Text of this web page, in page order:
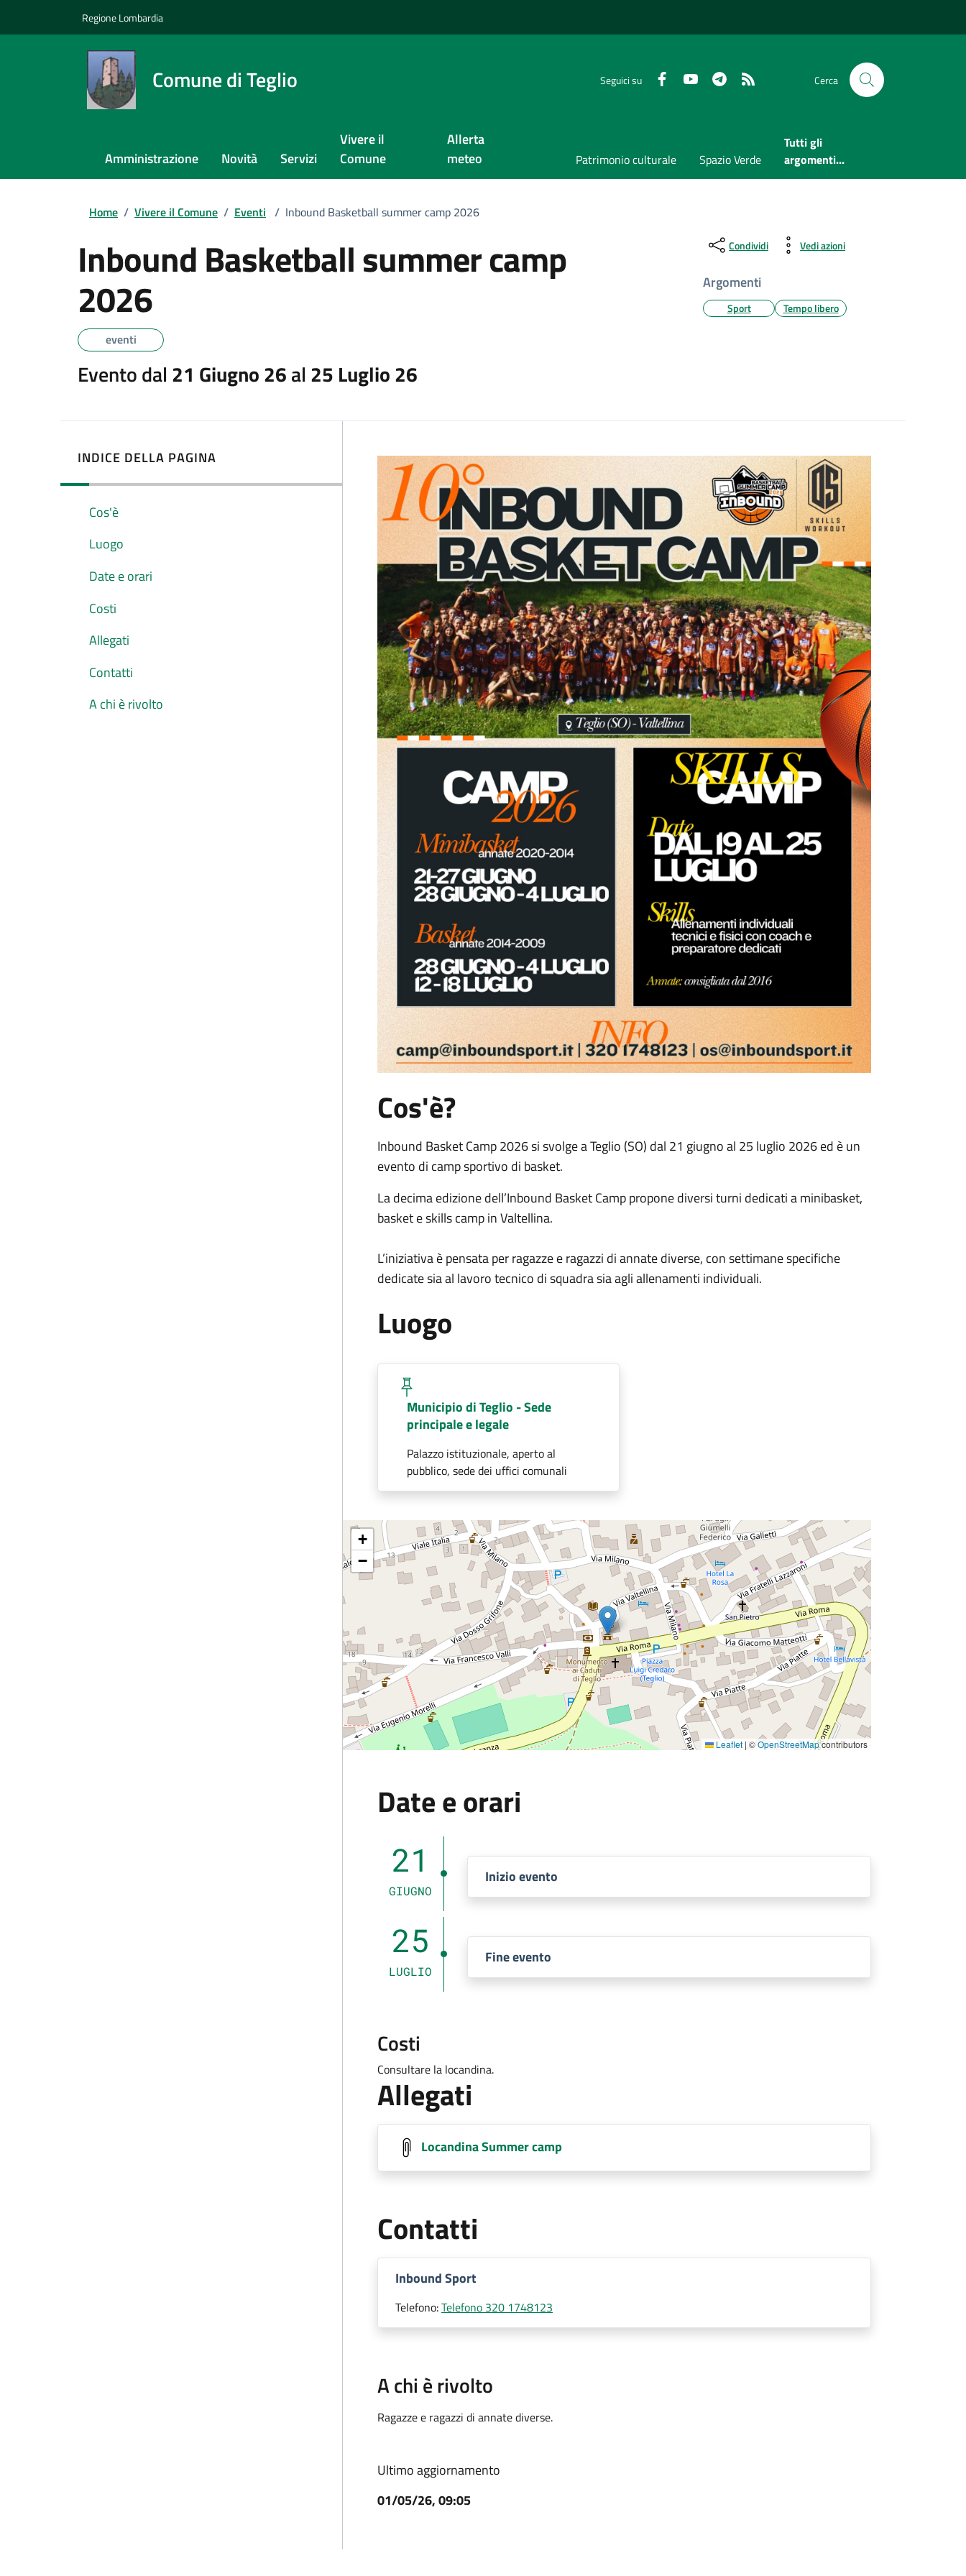
Regione Lombardia
Comune di Teglio Seguici su FaceboookYoutubeTelegram Cerca
Amministrazione Novità Servizi
Vivere il
Comune
Allerta
meteo
Patrimonio culturale Spazio Verde
Tutti gli
argomenti...
Home / Vivere il Comune / Eventi / Inbound Basketball summer camp 2026
Inbound Basketball summer camp
2026
eventi
Evento dal 21 Giugno 26al 25 Luglio 26
Condividi Vedi azioni
Argomenti
Sport Tempo libero
INDICE DELLA PAGINA
Cos'è
Luogo
Date e orari
Costi
Allegati
Contatti
A chi è rivolto
Cos'è?
Inbound Basket Camp 2026 si svolge a Teglio (SO) dal 21 giugno al 25 luglio 2026 ed è un
evento di camp sportivo di basket.
La decima edizione dell’Inbound Basket Camp propone diversi turni dedicati a minibasket,
basket e skills camp in Valtellina.
L’iniziativa è pensata per ragazze e ragazzi di annate diverse, con settimane specifiche
dedicate sia al lavoro tecnico di squadra sia agli allenamenti individuali.
Luogo
Municipio di Teglio - Sede
principale e legale
Palazzo istituzionale, aperto al
pubblico, sede dei uffici comunali
+
−
Leaflet | ©OpenStreetMapcontributors
Date e orari
21
GIUGNO
Inizio evento
25
LUGLIO
Fine evento
Costi
Consultare la locandina.
Allegati
Locandina Summer camp
Contatti
Inbound Sport
Telefono:Telefono 320 1748123
A chi è rivolto
Ragazze e ragazzi di annate diverse.
Ultimo aggiornamento
01/05/26, 09:05